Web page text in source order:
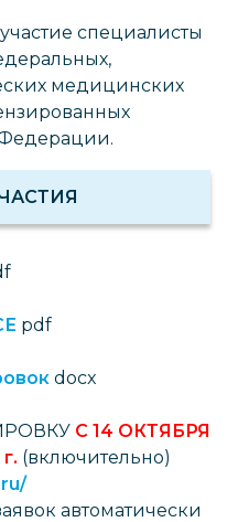
специалисты
медицинских
pdf
docx
С 14 ОКТЯБРЯ
(включительно)
автоматически